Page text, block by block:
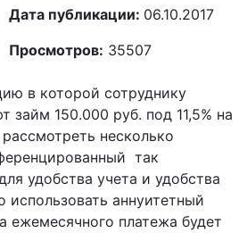
Дата публикации: 06.10.2017
Просмотров: 35507
в которой сотруднику
займ 150.000 руб. под 11,5% на
несколько
так
удобства учета и удобства
аннуитетный
ежемесячного платежа будет